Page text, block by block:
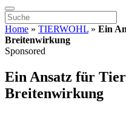
Home » TIERWOHL » Ein
Breitenwirkung
Sponsored
Ein Ansatz für
Breitenwirkung